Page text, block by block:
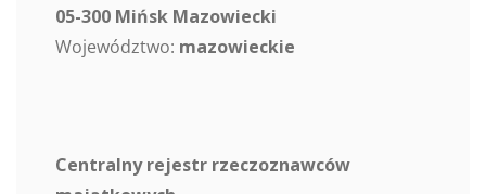
05-300 Mińsk Mazowiecki
Województwo: mazowieckie
Centralny rejestr rzeczoznawców